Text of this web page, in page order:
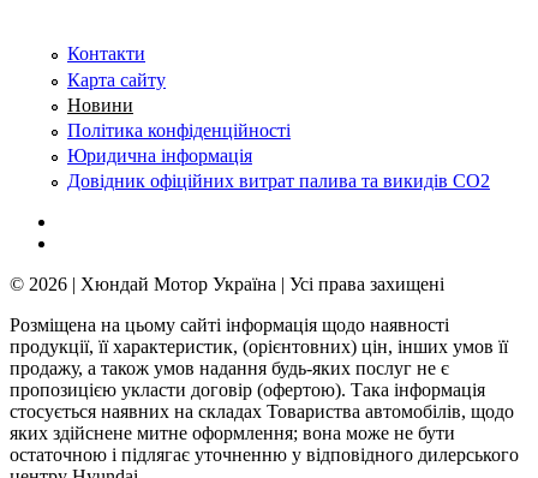
Контакти
Карта сайту
Новини
Політика конфіденційності
Юридична інформація
Довідник офіційних витрат палива та викидів СО2
© 2026 | Хюндай Мотор Україна | Усі права захищені
Розміщена на цьому сайті інформація щодо наявності
продукції, її характеристик, (орієнтовних) цін, інших умов її
продажу, а також умов надання будь-яких послуг не є
пропозицією укласти договір (офертою). Така інформація
стосується наявних на складах Товариства автомобілів, щодо
яких здійснене митне оформлення; вона може не бути
остаточною і підлягає уточненню у відповідного дилерського